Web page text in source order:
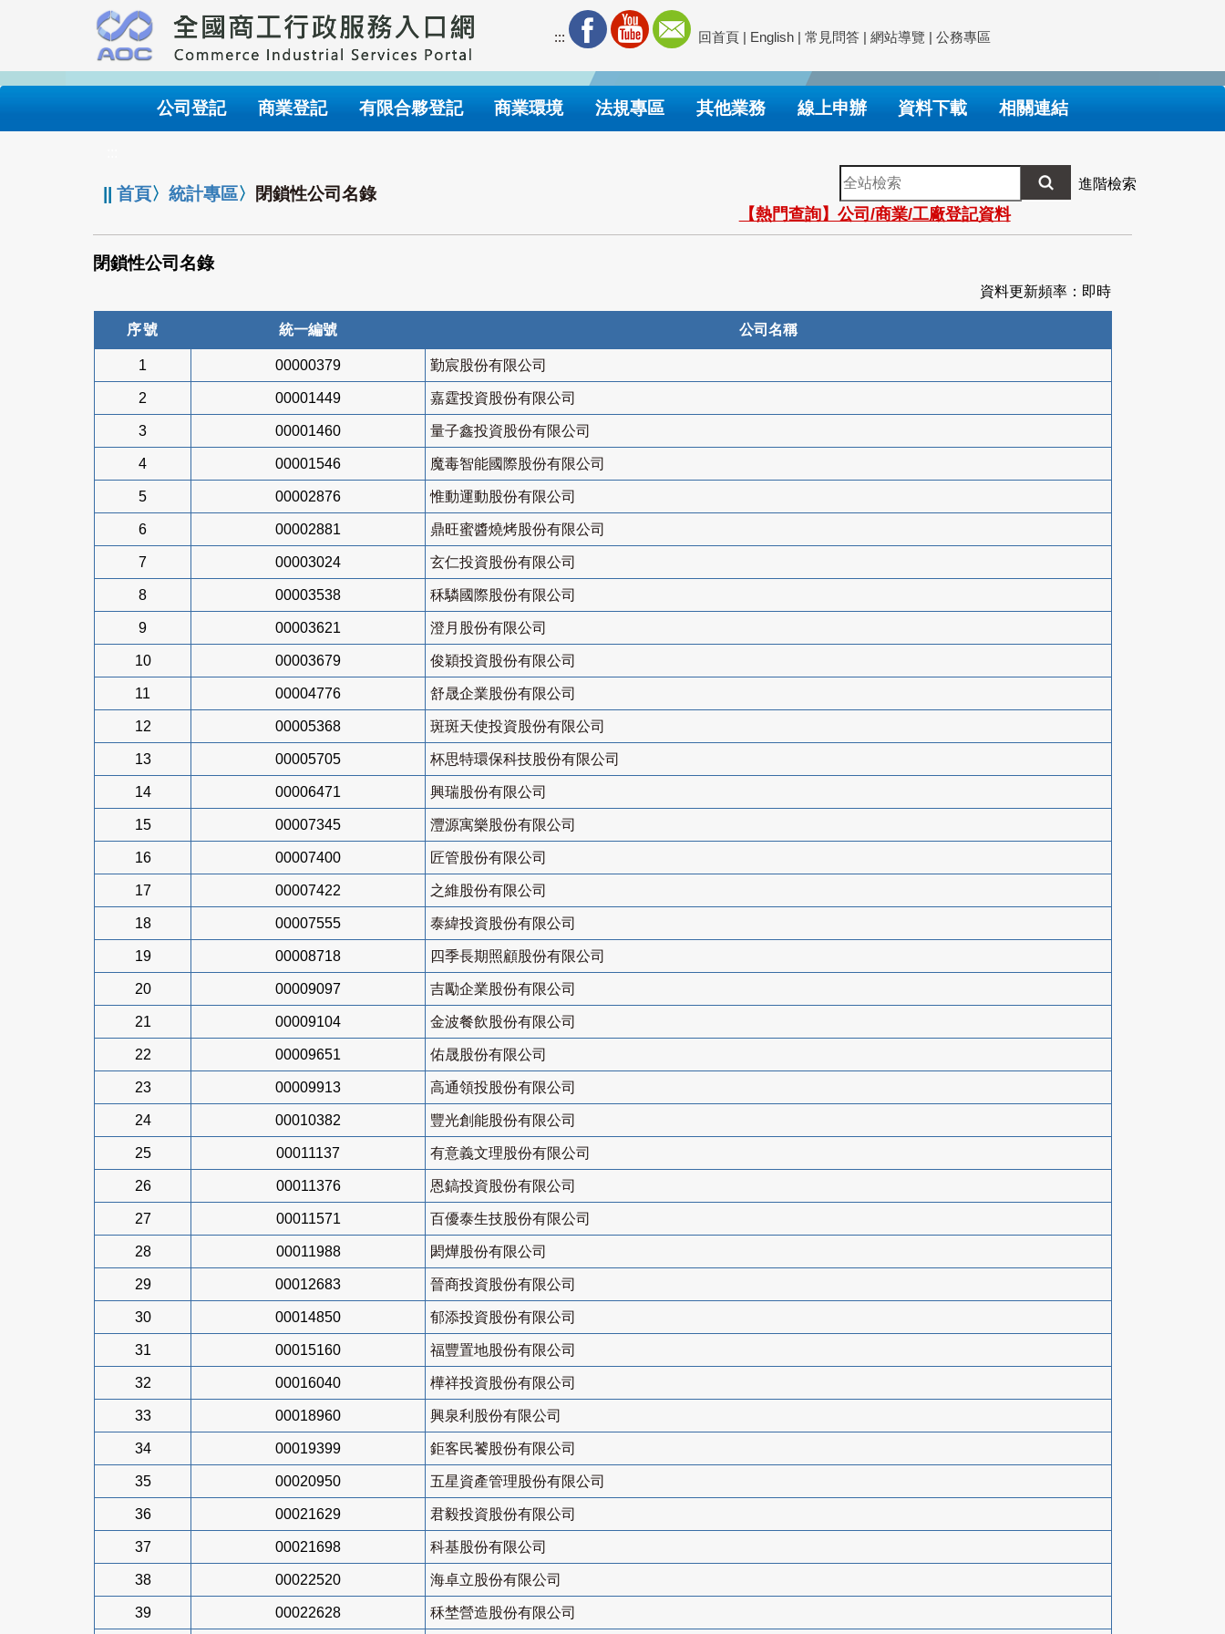
要
內
::: 回首頁 | English | 常見問答 | 網站導覽 | 公務專區
公司登記 商業登記 有限合夥登記 商業環境 法規專區 其他業務 線上申辦 資料下載 相關連結
||首頁〉統計專區〉 閉鎖性公司名錄
全
站
檢
索
進階檢索
【熱門查詢】公司/商業/工廠登記資料
閉鎖性公司名錄
資料更新頻率：即時
序號 統一編號 公司名稱
1 00000379 勤宸股份有限公司
2 00001449 嘉霆投資股份有限公司
3 00001460 量子鑫投資股份有限公司
4 00001546 魔毒智能國際股份有限公司
5 00002876 惟動運動股份有限公司
6 00002881 鼎旺蜜醬燒烤股份有限公司
7 00003024 玄仁投資股份有限公司
8 00003538 秝驎國際股份有限公司
9 00003621 澄月股份有限公司
10 00003679 俊穎投資股份有限公司
11 00004776 舒晟企業股份有限公司
12 00005368 斑斑天使投資股份有限公司
13 00005705 杯思特環保科技股份有限公司
14 00006471 興瑞股份有限公司
15 00007345 灃源寓樂股份有限公司
16 00007400 匠管股份有限公司
17 00007422 之維股份有限公司
18 00007555 泰緯投資股份有限公司
19 00008718 四季長期照顧股份有限公司
20 00009097 吉勵企業股份有限公司
21 00009104 金波餐飲股份有限公司
22 00009651 佑晟股份有限公司
23 00009913 高通領投股份有限公司
24 00010382 豐光創能股份有限公司
25 00011137 有意義文理股份有限公司
26 00011376 恩鎬投資股份有限公司
27 00011571 百優泰生技股份有限公司
28 00011988 閎燁股份有限公司
29 00012683 晉商投資股份有限公司
30 00014850 郁添投資股份有限公司
31 00015160 福豐置地股份有限公司
32 00016040 樺祥投資股份有限公司
33 00018960 興泉利股份有限公司
34 00019399 鉅客民饕股份有限公司
35 00020950 五星資產管理股份有限公司
36 00021629 君毅投資股份有限公司
37 00021698 科基股份有限公司
38 00022520 海卓立股份有限公司
39 00022628 秝埜營造股份有限公司